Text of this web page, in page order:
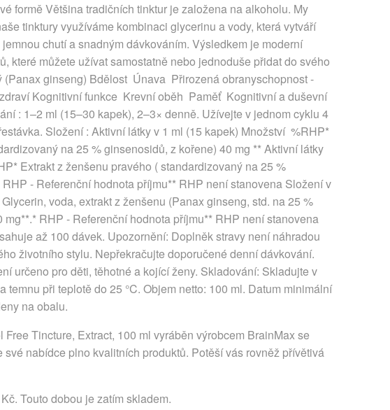
formě Většina tradičních tinktur je založena na alkoholu. My
tinktury využíváme kombinaci glycerinu a vody, která vytváří
chutí a snadným dávkováním. Výsledkem je moderní
které můžete užívat samostatně nebo jednoduše přidat do svého
ginseng) Bdělost Únava Přirozená obranyschopnost -
Kognitivní funkce Krevní oběh Paměť Kognitivní a duševní
: 1–2 ml (15–30 kapek), 2–3× denně. Užívejte v jednom cyklu 4
Složení : Aktivní látky v 1 ml (15 kapek) Množství %RHP*
na 25 % ginsenosidů, z kořene) 40 mg ** Aktivní látky
Extrakt z ženšenu pravého ( standardizovaný na 25 %
- Referenční hodnota příjmu** RHP není stanovena Složení v
voda, extrakt z ženšenu (Panax ginseng, std. na 25 %
RHP - Referenční hodnota příjmu** RHP není stanovena
až 100 dávek. Upozornění: Doplněk stravy není náhradou
životního stylu. Nepřekračujte doporučené denní dávkování.
určeno pro děti, těhotné a kojící ženy. Skladování: Skladujte v
temnu při teplotě do 25 °C. Objem netto: 100 ml. Datum minimální
na obalu.
Tincture, Extract, 100 ml vyráběn výrobcem BrainMax se
své nabídce plno kvalitních produktů. Potěší vás rovněž přívětivá
Touto dobou je zatím skladem.